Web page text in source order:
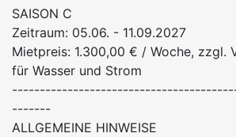
SAISON C
Zeitraum: 05.06. - 11.09.2027
Mietpreis: 1.300,00 € / Woche, zzgl.
für Wasser und Strom
-------
ALLGEMEINE HINWEISE